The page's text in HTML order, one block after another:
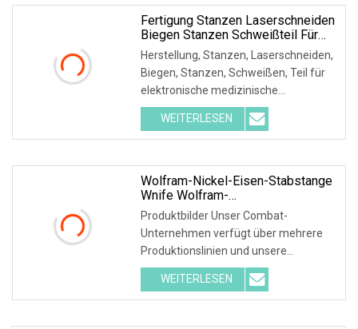
Fertigung Stanzen Laserschneiden
Biegen Stanzen Schweißteil Für
Elektronische Medizin
Herstellung, Stanzen, Laserschneiden,
Biegen, Stanzen, Schweißen, Teil für
elektronische medizinische
Produktdisplays, Schweißen. Vorteile:
1. Argon-Wolfram-
Lichtbogenschweißen: 1) Argon kann
WEITERLESEN
Wolfram-Nickel-Eisen-Stabstange
Wnife Wolfram-
Schwermetalllegierung, Preis Pro
Kg
Produktbilder Unser Combat-
Unternehmen verfügt über mehrere
Produktionslinien und unsere
Wolframbleche oder -platten können
nationale und ASTM-Standards
erfüllen. Aufgrund unserer besten
WEITERLESEN